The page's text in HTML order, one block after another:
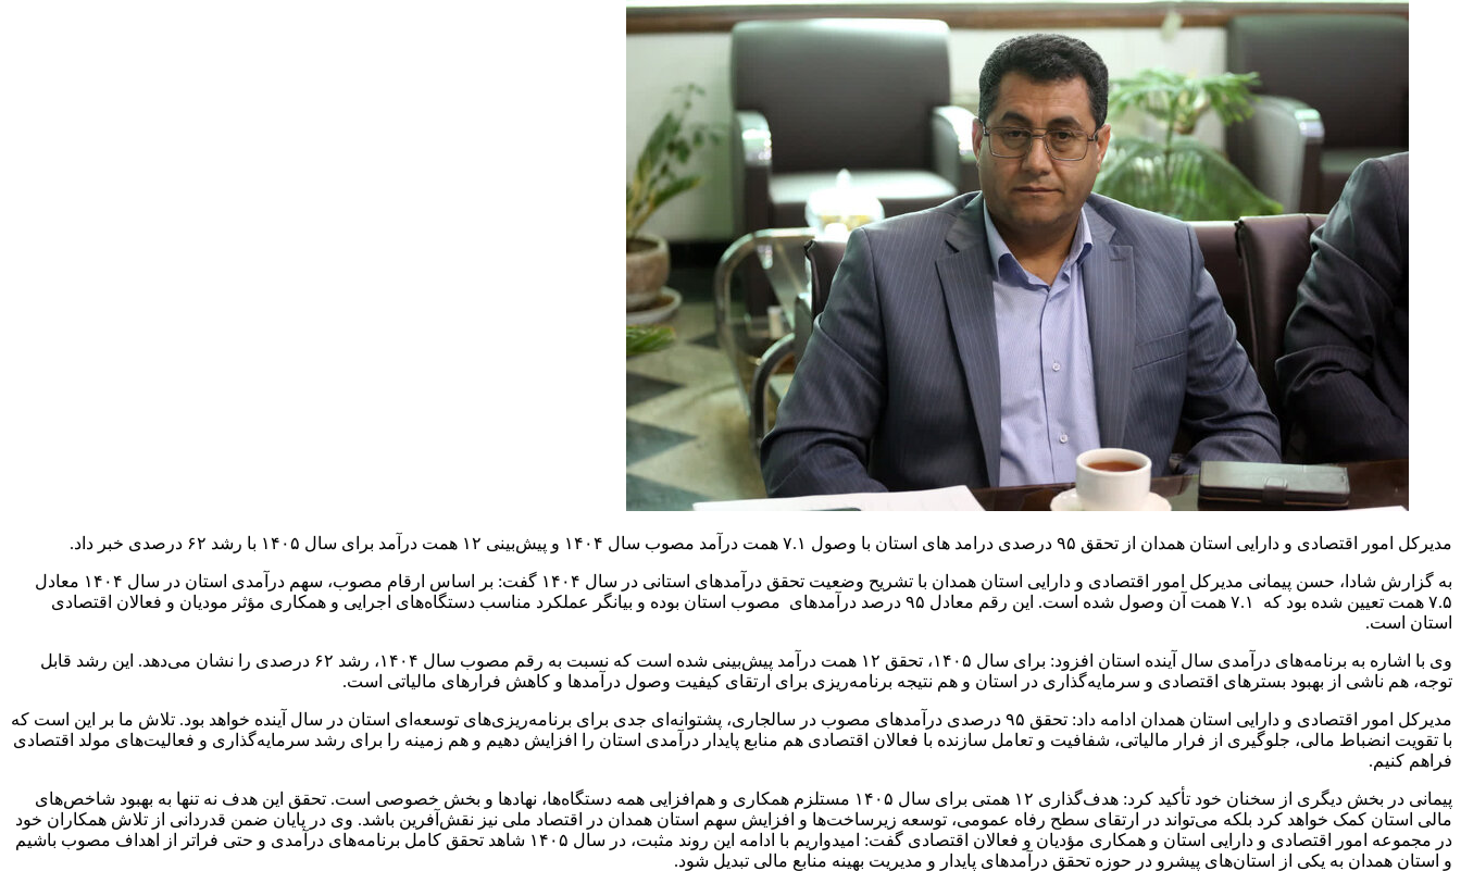
مدیرکل امور اقتصادی و دارایی استان همدان از تحقق ۹۵ درصدی درامد های استان با وصول ۷.۱ همت درآمد مصوب سال ۱۴۰۴ و پیش‌بینی ۱۲ همت درآمد برای سال ۱۴۰۵ با رشد ۶۲ درصدی خبر داد.
به گزارش شادا، حسن پیمانی مدیرکل امور اقتصادی و دارایی استان همدان با تشریح وضعیت تحقق درآمدهای استانی در سال ۱۴۰۴ گفت: بر اساس ارقام مصوب، سهم درآمدی استان در سال ۱۴۰۴ معادل
۷.۵ همت تعیین شده بود که ۷.۱ همت آن وصول شده است. این رقم معادل ۹۵ درصد درآمدهای مصوب استان بوده و بیانگر عملکرد مناسب دستگاه‌های اجرایی و همکاری مؤثر مودیان و فعالان اقتصادی
استان است.
وی با اشاره به برنامه‌های درآمدی سال آینده استان افزود: برای سال ۱۴۰۵، تحقق ۱۲ همت درآمد پیش‌بینی شده است که نسبت به رقم مصوب سال ۱۴۰۴، رشد ۶۲ درصدی را نشان می‌دهد. این رشد قابل
توجه، هم ناشی از بهبود بسترهای اقتصادی و سرمایه‌گذاری در استان و هم نتیجه برنامه‌ریزی برای ارتقای کیفیت وصول درآمدها و کاهش فرارهای مالیاتی است.
مدیرکل امور اقتصادی و دارایی استان همدان ادامه داد: تحقق ۹۵ درصدی درآمدهای مصوب در سالجاری، پشتوانه‌ای جدی برای برنامه‌ریزی‌های توسعه‌ای استان در سال آینده خواهد بود. تلاش ما بر این است که
با تقویت انضباط مالی، جلوگیری از فرار مالیاتی، شفافیت و تعامل سازنده با فعالان اقتصادی هم منابع پایدار درآمدی استان را افزایش دهیم و هم زمینه را برای رشد سرمایه‌گذاری و فعالیت‌های مولد اقتصادی
فراهم کنیم.
پیمانی در بخش دیگری از سخنان خود تأکید کرد: هدف‌گذاری ۱۲ همتی برای سال ۱۴۰۵ مستلزم همکاری و هم‌افزایی همه دستگاه‌ها، نهادها و بخش خصوصی است. تحقق این هدف نه تنها به بهبود شاخص‌های
مالی استان کمک خواهد کرد بلکه می‌تواند در ارتقای سطح رفاه عمومی، توسعه زیرساخت‌ها و افزایش سهم استان همدان در اقتصاد ملی نیز نقش‌آفرین باشد. وی در پایان ضمن قدردانی از تلاش همکاران خود
در مجموعه امور اقتصادی و دارایی استان و همکاری مؤدیان و فعالان اقتصادی گفت: امیدواریم با ادامه این روند مثبت، در سال ۱۴۰۵ شاهد تحقق کامل برنامه‌های درآمدی و حتی فراتر از اهداف مصوب باشیم
و استان همدان به یکی از استان‌های پیشرو در حوزه تحقق درآمدهای پایدار و مدیریت بهینه منابع مالی تبدیل شود.